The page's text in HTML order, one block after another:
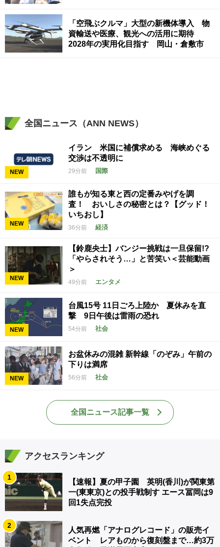
「空飛ぶクルマ」大型の新機体導入 物
資輸送や医療、観光への活用に期待
2028年の実用化目指す 岡山・倉敷市
全国ニュース（ANN NEWS）
NEW
イラン 米国に補償求める 海峡めぐる
交渉は不透明に
29分前 国際
NEW
誰もが知る東と西の定番みやげを調
査！ おいしさの秘密とは？【グッド！
いちおし】
36分前 経済
NEW
【鈴鹿央士】バンジー挑戦は一旦保留!?
「やらされそう…」と苦笑い＜芸能動画
＞
49分前 エンタメ
NEW
台風15号 11日ごろ上陸か 夏休みを直
撃 9日午後は雷雨の恐れ
54分前 社会
NEW
お盆休みの混雑 新幹線「のぞみ」午前の
下りは満席
56分前 社会
全国ニュース記事一覧
アクセスランキング
1
【速報】夏の甲子園 英明(香川)が関東第
一(東東京)との投手戦制す エース冨岡は9
回1失点完投
2
人気再燃「アナログレコード」の販売イ
ベント レアものから復刻盤まで…約3万